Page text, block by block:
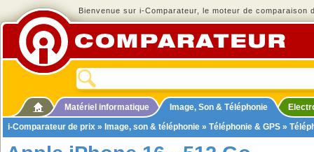
Bienvenue sur i-Comparateur, le moteur de comparaison
Matériel informatique Image, Son & Téléphonie
i-Comparateur de prix » Image, son & téléphonie » Téléphonie & GPS »